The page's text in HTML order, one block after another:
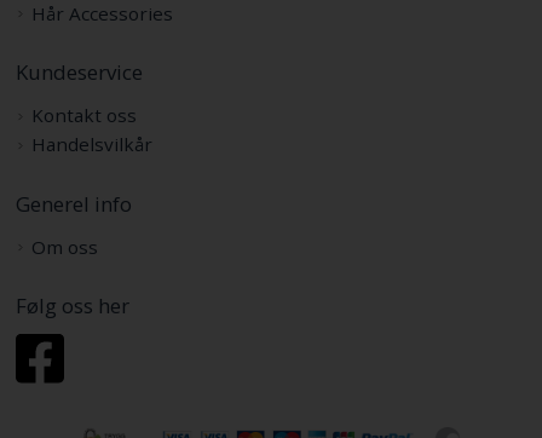
Hår Accessories
Kundeservice
Kontakt oss
Handelsvilkår
Generel info
Om oss
Følg oss her